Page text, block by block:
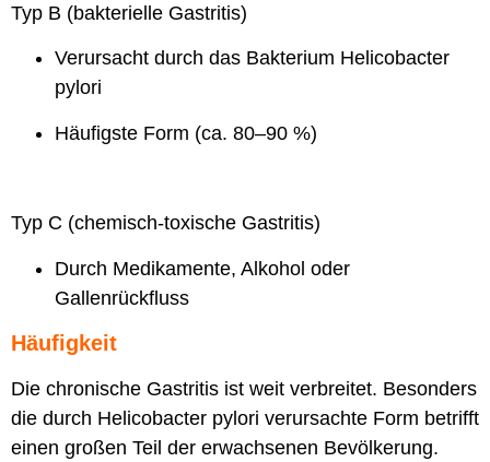
Typ B (bakterielle Gastritis)
Verursacht durch das Bakterium Helicobacter
pylori
Häufigste Form (ca. 80–90 %)
Typ C (chemisch-toxische Gastritis)
Durch Medikamente, Alkohol oder
Gallenrückfluss
Häufigkeit
Die chronische Gastritis ist weit verbreitet. Besonders
die durch Helicobacter pylori verursachte Form betrifft
einen großen Teil der erwachsenen Bevölkerung.